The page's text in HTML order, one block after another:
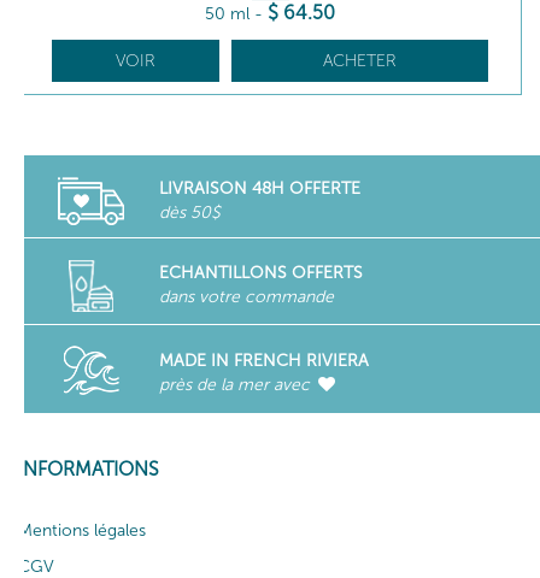
50 ml - $ 64.50
VOIR ACHETER
LIVRAISON 48H OFFERTE
dès 50$
ECHANTILLONS OFFERTS
dans votre commande
MADE IN FRENCH RIVIERA
près de la mer avec
INFORMATIONS
Mentions légales
CGV